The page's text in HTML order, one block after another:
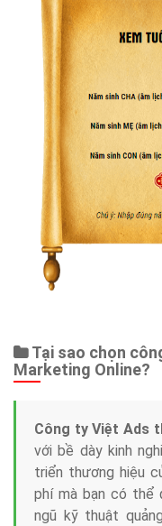
Tại sao chọn
Marketing Online?
Công ty Việt Ads
với bề dày kinh
triển thương hiệu
phí mà bạn có thể
ngũ kỹ thuật